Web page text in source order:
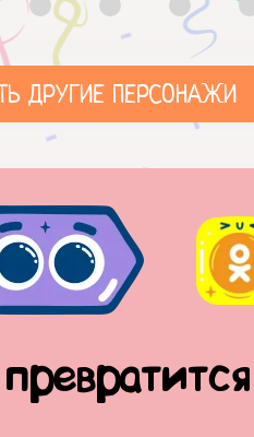
ДРУГИЕ ПЕРСОНАЖИ